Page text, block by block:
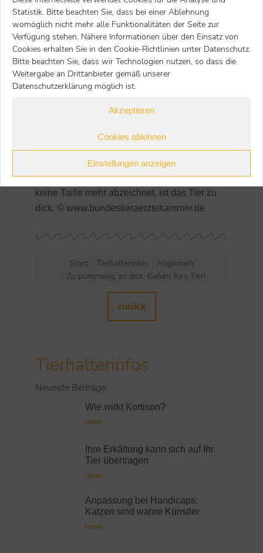
Statistik. Bitte beachten Sie, dass bei einer Ablehnung
womöglich nicht mehr alle Funktionalitäten der Seite zur
Verfügung stehen. Nähere Informationen über den Einsatz von
Cookies erhalten Sie in den Cookie-Richtlinien unter Datenschutz.
Bitte beachten Sie, dass wir Technologien nutzen, so dass die
Weitergabe an Drittanbieter gemäß unserer
Datenschutzerklärung möglich ist.
Akzeptieren
Cookies ablehnen
Einstellungen anzeigen
Tier und Mensch).
Diätfuttermittel können sinnvoll sein, denn sie
enthalten alles, was das Tier braucht.
Tierhalter wollen es oft nicht wahrhaben, dass
ihr Liebling zu dick ist, schieben die
Winterfell. Doch kann man der Sache bei
Hund und Katze leicht auf den Grund gehen:
Hüfthöcker oder Rippen nicht mehr ertasten
kann und sich beim Blick von oben auch
keine Taille mehr abzeichnet, ist das Tier zu
dick. © www.bundestieraerztekammer.de
Sie befinden sich hier:
Start Tierhalterinfos
Allgemein
Zu pummelig, zu dick: Gefahr fürs Tier!
zurück
Tierhalterinfos
Neueste Beiträge:
Wie wirkt Kortison?
lesen
Ihre Erkältung kann sich auf Ihr
Tier übertragen
lesen
Anpassung bei Handicaps:
Katzen sind wahre Künstler
lesen